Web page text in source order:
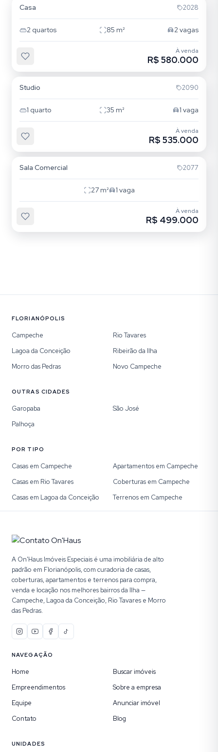
Casa 2028
2 quartos 85 m² 2vagas
À venda
R$ 580.000
Studio 2090
1 quarto 35 m² 1 vaga
À venda
R$ 535.000
Sala Comercial 2077
27m² 1 vaga
À venda
R$ 499.000
FLORIANÓPOLIS
Campeche
Rio Tavares
Lagoa da Conceição
Ribeirão da Ilha
Morro das Pedras
Novo Campeche
OUTRAS CIDADES
Garopaba
São José
Palhoça
POR TIPO
Casas em Campeche
Apartamentos em Campeche
Casas em Rio Tavares
Coberturas em Campeche
Casas em Lagoa da Conceição
Terrenos em Campeche
A On'Haus Imóveis Especiais é uma imobiliária de alto
padrão em Florianópolis, com curadoria de casas,
coberturas, apartamentos e terrenos para compra,
venda e locação nos melhores bairros da Ilha —
Campeche, Lagoa da Conceição, Rio Tavares e Morro
das Pedras.
NAVEGAÇÃO
Home
Buscar imóveis
Empreendimentos
Sobre a empresa
Equipe
Anunciar imóvel
Contato
Blog
UNIDADES